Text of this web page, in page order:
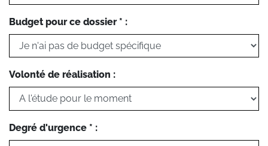
Budget pour ce dossier * :
Volonté de réalisation :
Degré d'urgence * :